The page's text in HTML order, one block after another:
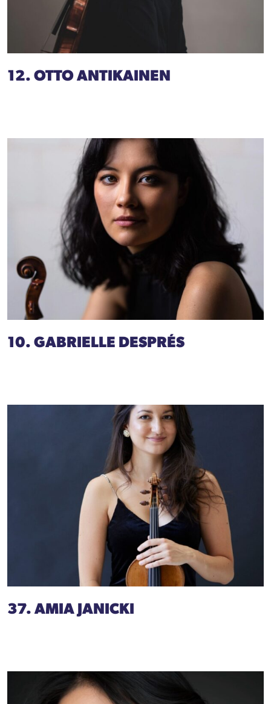
12. OTTO ANTIKAINEN
10. GABRIELLE DESPRÉS
37. AMIA JANICKI